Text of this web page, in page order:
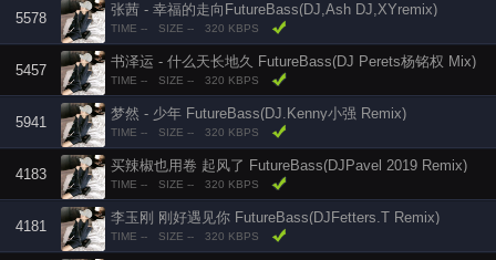
5578
张茜 - 幸福的走向FutureBass(DJ,Ash DJ,XYremix)
TIME -- SIZE -- 320 KBPS
5457
书泽运 - 什么天长地久 FutureBass(DJ Perets杨铭权 Mix)
TIME -- SIZE -- 320 KBPS
5941
梦然 - 少年 FutureBass(DJ.Kenny小强 Remix)
TIME -- SIZE -- 320 KBPS
4183
买辣椒也用卷 起风了 FutureBass(DJPavel 2019 Remix)
TIME -- SIZE -- 320 KBPS
4181
李玉刚 刚好遇见你 FutureBass(DJFetters.T Remix)
TIME -- SIZE -- 320 KBPS